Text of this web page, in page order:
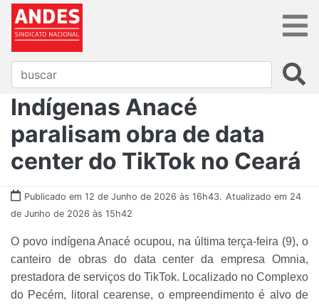
Indígenas Anacé
paralisam obra de data
center do TikTok no Ceará
Publicado em 12 de Junho de 2026 às 16h43. Atualizado em 24
de Junho de 2026 às 15h42
O povo indígena Anacé ocupou, na última terça-feira (9), o
canteiro de obras do data center da empresa Omnia,
prestadora de serviços do TikTok. Localizado no Complexo
do Pecém, litoral cearense, o empreendimento é alvo de